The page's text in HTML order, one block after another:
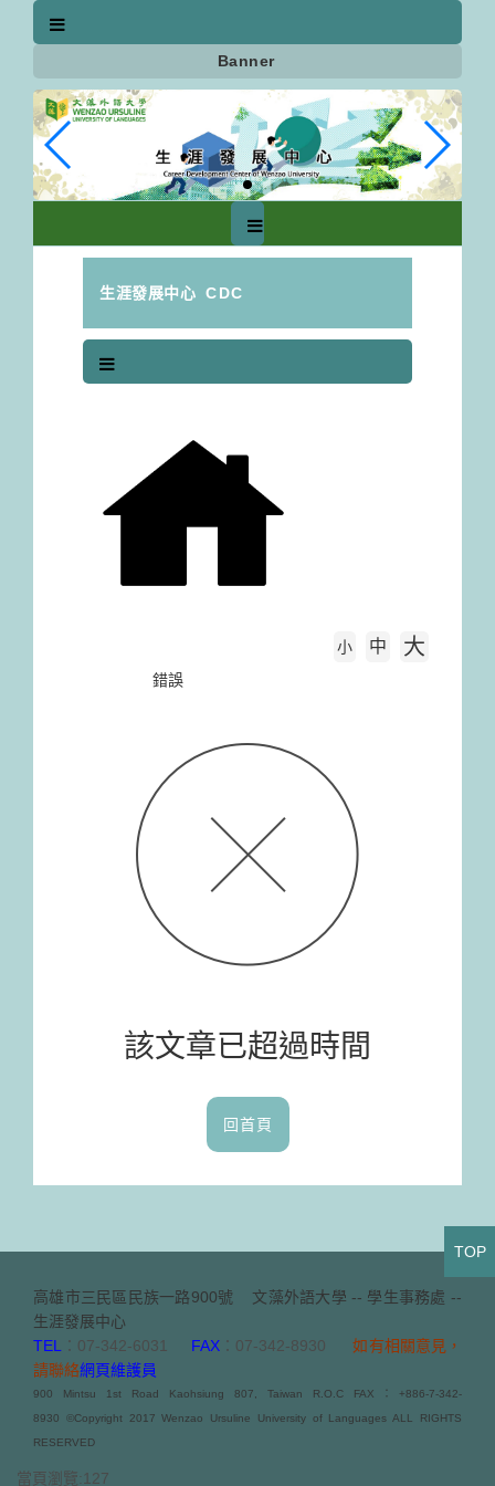
Banner
生涯發展中心 CDC
錯誤
小 中 大
該文章已超過時間
回首頁
高雄市三民區民族一路900號
文藻外語大學 -- 學生事務處 --
生涯發展中心
TEL
：07-342-6031 FAX：07-342-8930
如有相關意見，
請聯絡網頁維護員
900 Mintsu 1st Road Kaohsiung 807, Taiwan R.O.C FAX：+886-7-342-
8930 ©Copyright 2017 Wenzao Ursuline University of Languages ALL RIGHTS
RESERVED
當頁瀏覽:127
TOP